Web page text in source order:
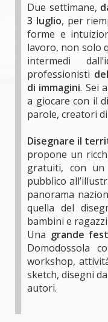
Due settimane,
3 luglio, per
forme e
lavoro, non solo
intermedi
professionisti
di immagini. Sei
a giocare con il
parole, creatori
Disegnare il
propone un
gratuiti, con un
pubblico
panorama
quella del
bambini e
Una grande
Domodossola
workshop,
sketch, disegni
autori.